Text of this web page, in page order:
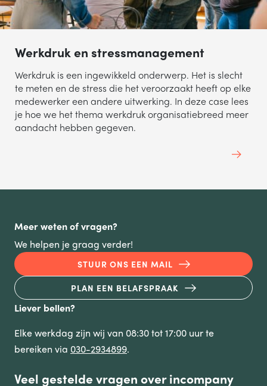
Werkdruk en stressmanagement
Werkdruk is een ingewikkeld onderwerp. Het is slecht
te meten en de stress die het veroorzaakt heeft op elke
medewerker een andere uitwerking. In deze case lees
je hoe we het thema werkdruk organisatiebreed meer
aandacht hebben gegeven.
Meer weten of vragen?
We helpen je graag verder!
STUUR ONS EEN MAIL
PLAN EEN BELAFSPRAAK
Liever bellen?
Elke werkdag zijn wij van 08:30 tot 17:00 uur te
bereiken via 030-2934899.
Veel gestelde vragen over incompany